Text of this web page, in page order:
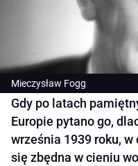
Mieczysław Fogg
Gdy po latach
Europie pytano go,
września 1939 roku, w
się zbędna w cieniu